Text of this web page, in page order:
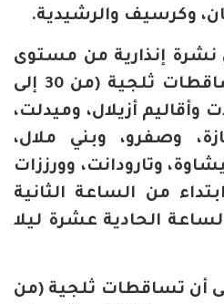
وكرسيف والرشيدية.
نشرة إنذارية من مستوى
يقظة برتقالي، أن تساقطات ثلجية (من 30 إلى
وأقاليم أزيلال، وميدلت،
وصفرو، وبني ملال،
وتارودانت، وورززات
من الساعة الثانية
الحادية عشرة ليلا
أن تساقطات ثلجية (من